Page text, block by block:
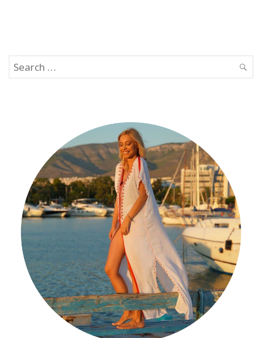
Search
for: